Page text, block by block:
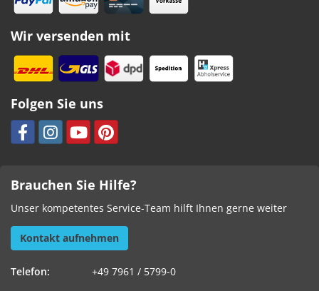
Wir versenden mit
Folgen Sie uns
Brauchen Sie Hilfe?
Unser kompetentes Service-Team hilft Ihnen gerne weiter
Kontakt aufnehmen
Telefon:
+49 7961 / 5799-0